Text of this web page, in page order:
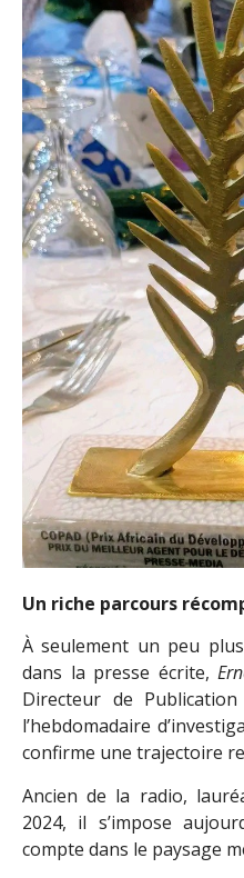
Un riche parcours
À seulement un peu
dans la presse écrite,
Directeur de
l’hebdomadaire
confirme une trajectoire
Ancien de la radio,
2024, il s’impose
compte dans le paysage